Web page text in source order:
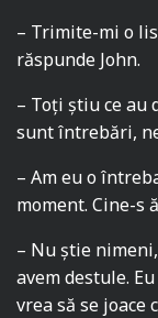
– Trimite-mi o
răspunde John.
– Toți știu ce au
sunt întrebări,
– Am eu o
moment. Cine-s
– Nu știe
avem destule.
vrea să se joace